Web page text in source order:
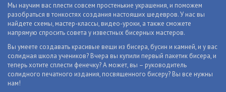
Мы научим вас плести совсем простенькие украшения, и поможем
разобраться в тонкостях создания настоящих шедевров. У нас вы
найдете схемы, мастер-классы, видео-уроки, а также сможете
напрямую спросить совета у известных бисерных мастеров.
Вы умеете создавать красивые вещи из бисера, бусин и камней, и у вас
солидная школа учеников? Вчера вы купили первый пакетик бисера, и
теперь хотите сплести фенечку? А может, вы – руководитель
солидного печатного издания, посвященного бисеру? Вы все нужны
нам!